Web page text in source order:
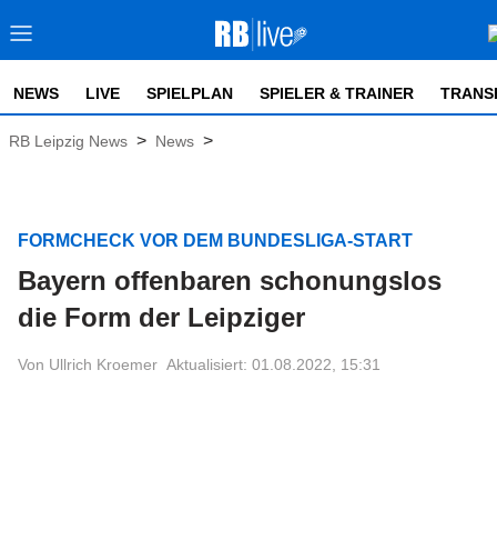
NEWS LIVE SPIELPLAN SPIELER & TRAINER
RB Leipzig News > News >
FORMCHECK VOR DEM BUNDESLIGA-START
Bayern offenbaren schonungslos
die Form der Leipziger
Von Ullrich Kroemer Aktualisiert: 01.08.2022, 15:31